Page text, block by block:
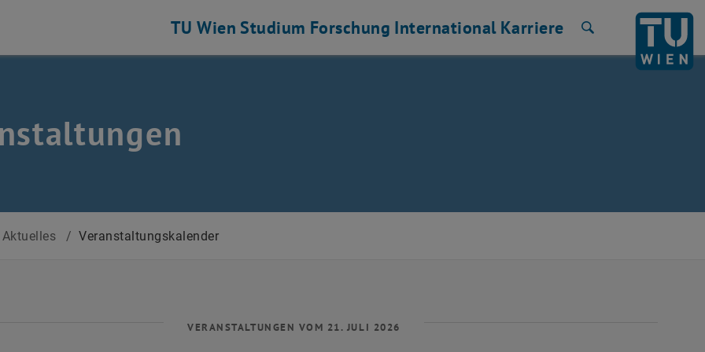
TU Wien Studium Forschung International Karriere
Aktuelles / Veranstaltungskalender
VERANSTALTUNGEN VOM 21. JULI 2026